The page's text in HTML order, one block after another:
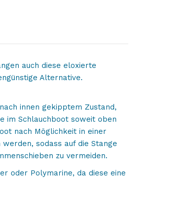
auch diese eloxierte
Alternative.
innen gekipptem Zustand,
im Schlauchboot soweit oben
nach Möglichkeit in einer
sodass auf die Stange
zu vermeiden.
oder Polymarine, da diese eine